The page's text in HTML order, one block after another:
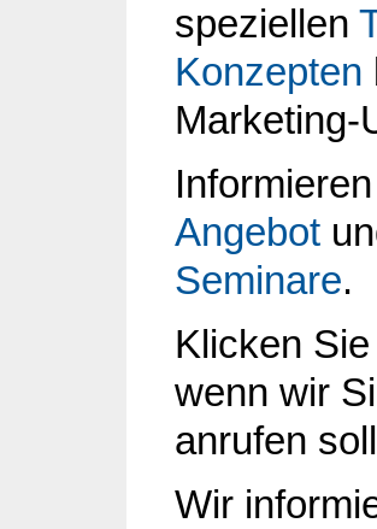
speziellen
Konzepten
Marketing-
Angebot
Seminare.
Klicken
wenn wir
anrufen
Wir